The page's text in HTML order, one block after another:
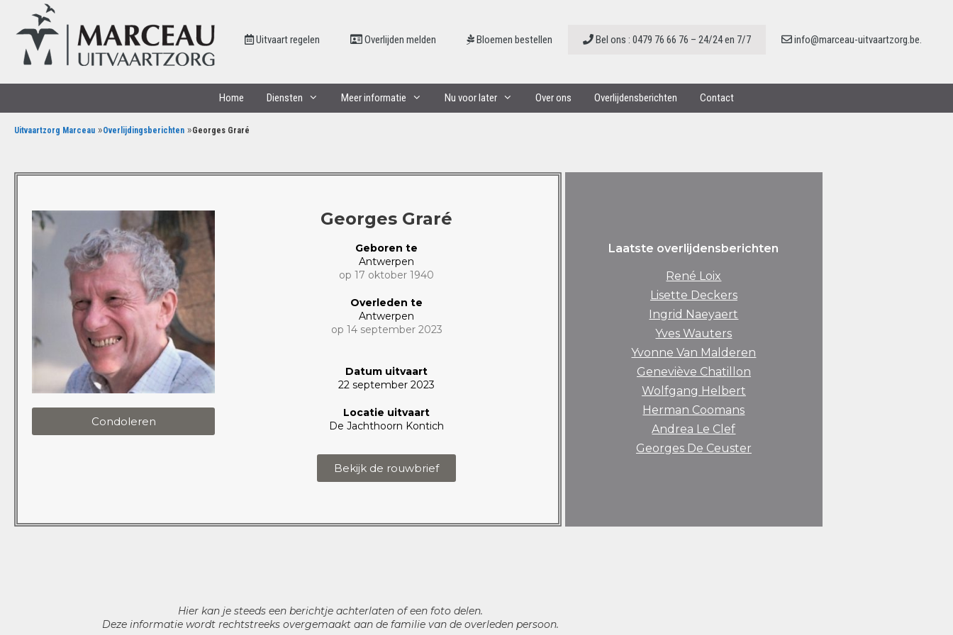
Uitvaart regelen Overlijden melden Bloemen bestellen Bel ons : 0479 76 66 76 – 24/24 en 7/7 info@marceau-uitvaartzorg.be.
Home Diensten Meer informatie Nu voor later Over ons Overlijdensberichten Contact
Uitvaartzorg Marceau »Overlijdingsberichten »Georges Graré
Condoleren
Georges Graré
Geboren te
Antwerpen
op 17 oktober 1940
Overleden te
Antwerpen
op 14 september 2023
Datum uitvaart
22 september 2023
Locatie uitvaart
De Jachthoorn Kontich
Bekijk de rouwbrief
Laatste overlijdensberichten
René Loix
Lisette Deckers
Ingrid Naeyaert
Yves Wauters
Yvonne Van Malderen
Geneviève Chatillon
Wolfgang Helbert
Herman Coomans
Andrea Le Clef
Georges De Ceuster
Hier kan je steeds een berichtje achterlaten of een foto delen.
Deze informatie wordt rechtstreeks overgemaakt aan de familie van de overleden persoon.